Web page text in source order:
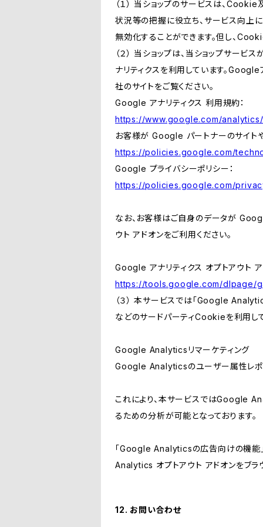
（１） 当ショップのサービスは、
状況等の把握に役立ち、サービス向上
無効化することができます。但し、
（２） 当ショップは、当ショップサー
ナリティクスを利用しています。
社のサイトをご覧ください。
Google アナリティクス 利用規約：
https://www.google.com/
お客様が Google パートナーのサイト
https://policies.google.com/
Google プライバシーポリシー：
https://policies.google.com/
なお、お客様はご自身のデータが
ウト アドオンをご利用ください。
Google アナリティクス オプトアウト ア
https://tools.google.com/dlpage/
（３） 本サービスでは「Google
などのサードパーティCookieを利用し
Google Analyticsリマーケティング
Google Analyticsのユーザー属性レポ
これにより、本サービスではGoogle
るための分析が可能となっております。
「Google Analyticsの広告向けの機能
Analytics オプトアウト アドオンをブラ
12. お問い合わせ